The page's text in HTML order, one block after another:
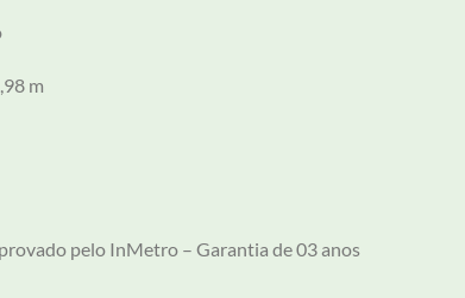
m
pelo InMetro – Garantia de 03 anos